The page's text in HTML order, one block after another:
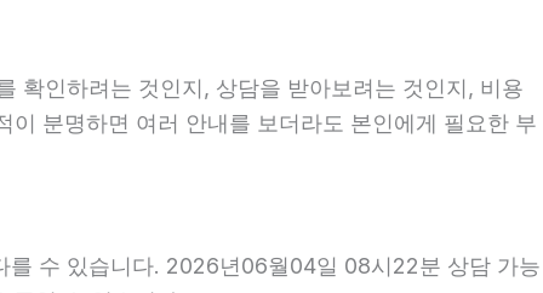
확인하려는 것인지, 상담을 받아보려는 것인지, 비용
분명하면 여러 안내를 보더라도 본인에게 필요한 부
를 수 있습니다. 2026년06월04일 08시22분 상담 가능